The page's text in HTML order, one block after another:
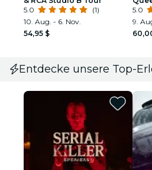
5.0
(1)
10. Aug. - 6. Nov.
54,95 $
5.0
9.
Entdecke unsere Top-